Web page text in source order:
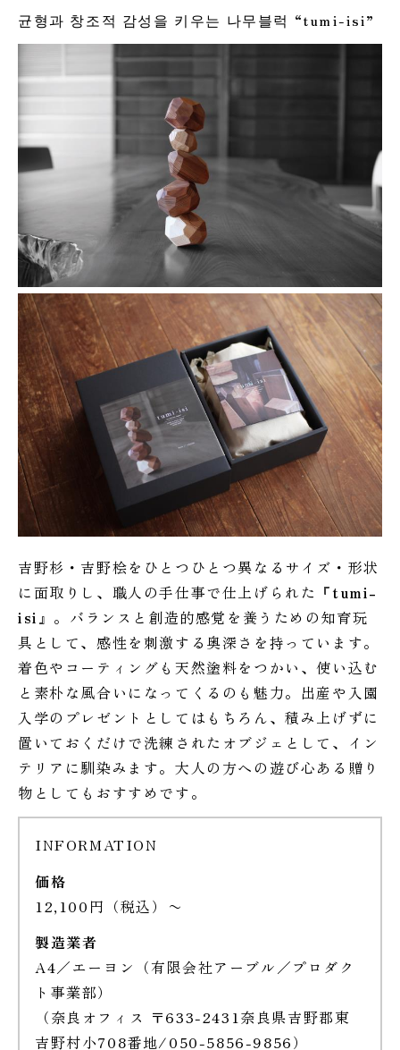
균형과 창조적 감성을 키우는 나무블럭 “tumi-isi”
吉野杉・吉野桧をひとつひとつ異なるサイズ・形状
に面取りし、職人の手仕事で仕上げられた『tumi-
isi』。バランスと創造的感覚を養うための知育玩
具として、感性を刺激する奥深さを持っています。
着色やコーティングも天然塗料をつかい、使い込む
と素朴な風合いになってくるのも魅力。出産や入園
入学のプレゼントとしてはもちろん、積み上げずに
置いておくだけで洗練されたオブジェとして、イン
テリアに馴染みます。大人の方への遊び心ある贈り
物としてもおすすめです。
INFORMATION
価格
12,100円（税込）〜
製造業者
A4／エーヨン（有限会社アーブル／プロダク
ト事業部）
（奈良オフィス 〒633-2431奈良県吉野郡東
吉野村小708番地/050-5856-9856）